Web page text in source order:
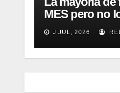
MES pero no
Automation
J JUL, 2026